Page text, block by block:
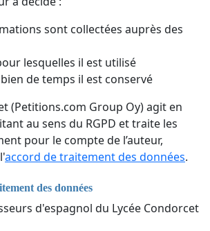
sont collectées auprès des
lesquelles il est utilisé
de temps il est conservé
(Petitions.com Group Oy) agit en
au sens du RGPD et traite les
pour le compte de l’auteur,
accord de traitement des données.
des données
d'espagnol du Lycée Condorcet